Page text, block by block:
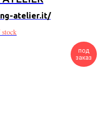
atelier.it/
под
заказ